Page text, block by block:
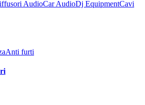
AudioCar AudioDj EquipmentCavi
Anti furti